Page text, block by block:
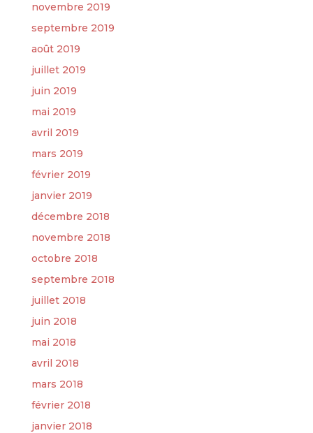
novembre 2019
septembre 2019
août 2019
juillet 2019
juin 2019
mai 2019
avril 2019
mars 2019
février 2019
janvier 2019
décembre 2018
novembre 2018
octobre 2018
septembre 2018
juillet 2018
juin 2018
mai 2018
avril 2018
mars 2018
février 2018
janvier 2018